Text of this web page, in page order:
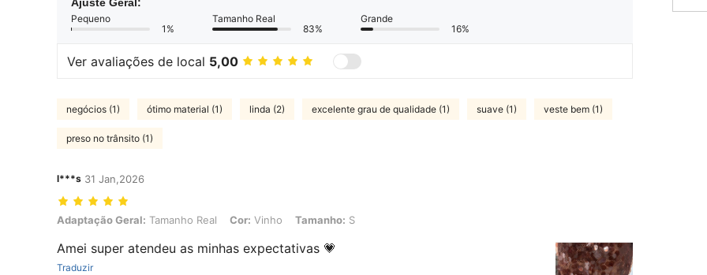
Pequeno
1%
Tamanho Real
83%
Grande
16%
Ver avaliações de local 5,00
negócios (1) ótimo material (1) linda (2) excelente grau de qualidade (1) suave (1) veste bem (1)
preso no trânsito (1)
l***s 31 Jan,2026
Adaptação Geral: Tamanho Real, Cor: Vinho, Tamanho: S
Adaptação Geral: Tamanho Real Cor: Vinho Tamanho: S
Amei super atendeu as minhas expectativas 💗
Traduzir